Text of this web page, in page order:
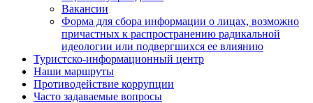
Вакансии
Форма для сбора информации о лицах, возможно
причастных к распространению радикальной
идеологии или подвергшихся ее влиянию
Туристско-информационный центр
Наши маршруты
Противодействие коррупции
Часто задаваемые вопросы